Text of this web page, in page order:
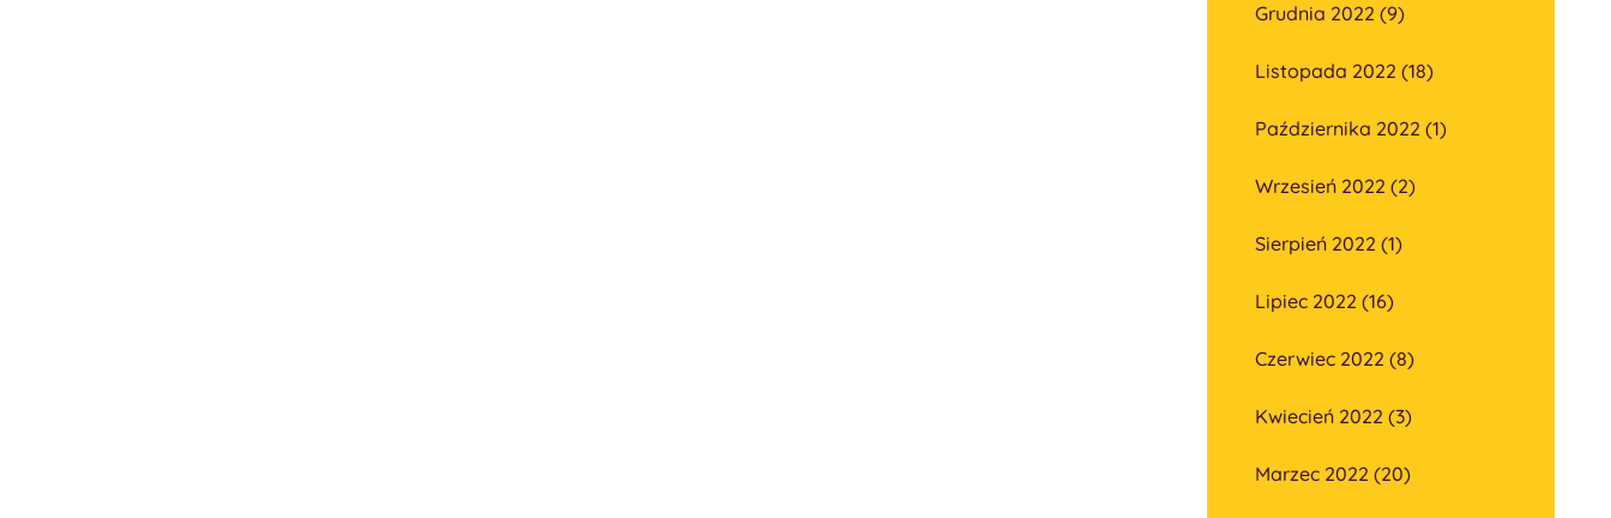
Grudnia 2022 (9)
Listopada 2022 (18)
Października 2022 (1)
Wrzesień 2022 (2)
Sierpień 2022 (1)
Lipiec 2022 (16)
Czerwiec 2022 (8)
Kwiecień 2022 (3)
Marzec 2022 (20)